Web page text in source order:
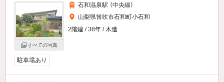
すべての写真
石和温泉駅 （中央線）
山梨県笛吹市石和町小石和
2階建 / 38年 / 木造
駐車場あり